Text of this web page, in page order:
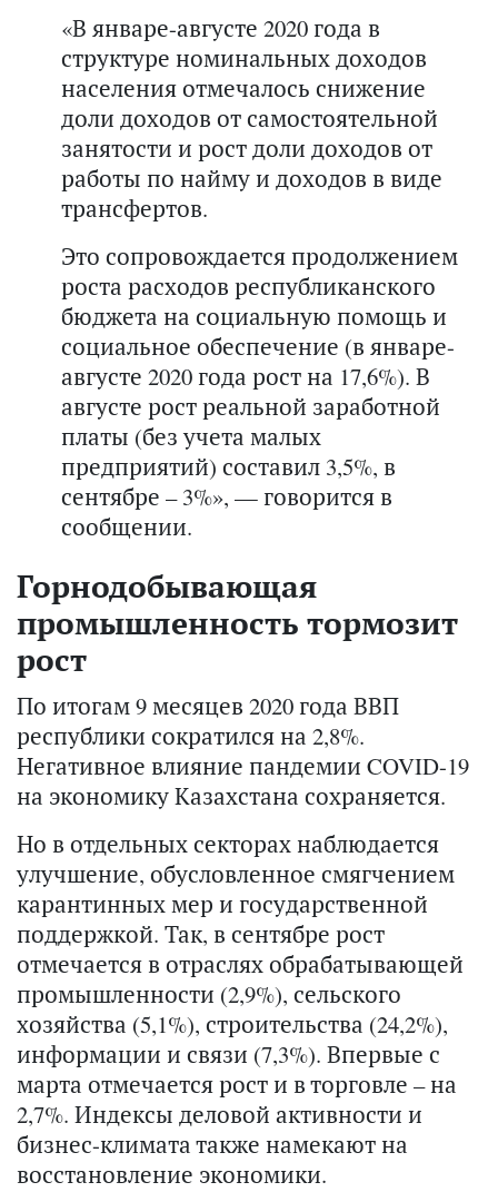
«В январе-августе 2020 года в
структуре номинальных доходов
населения отмечалось снижение
доли доходов от самостоятельной
занятости и рост доли доходов от
работы по найму и доходов в виде
трансфертов.
Это сопровождается продолжением
роста расходов республиканского
бюджета на социальную помощь и
социальное обеспечение (в январе-
августе 2020 года рост на 17,6%). В
августе рост реальной заработной
платы (без учета малых
предприятий) составил 3,5%, в
сентябре – 3%», — говорится в
сообщении.
Горнодобывающая
промышленность тормозит
рост
По итогам 9 месяцев 2020 года ВВП
республики сократился на 2,8%.
Негативное влияние пандемии COVID-19
на экономику Казахстана сохраняется.
Но в отдельных секторах наблюдается
улучшение, обусловленное смягчением
карантинных мер и государственной
поддержкой. Так, в сентябре рост
отмечается в отраслях обрабатывающей
промышленности (2,9%), сельского
хозяйства (5,1%), строительства (24,2%),
информации и связи (7,3%). Впервые с
марта отмечается рост и в торговле – на
2,7%. Индексы деловой активности и
бизнес-климата также намекают на
восстановление экономики.